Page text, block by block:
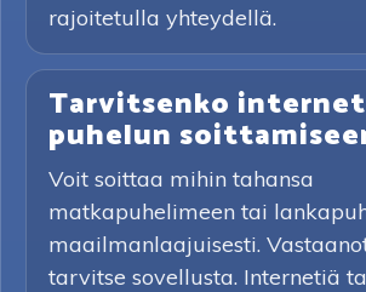
rajoitetulla yhteydellä.
Tarvitsenko
puhelun
Voit soittaa mihin tahansa
matkapuhelimeen tai
maailmanlaajuisesti.
tarvitse sovellusta. Internetiä